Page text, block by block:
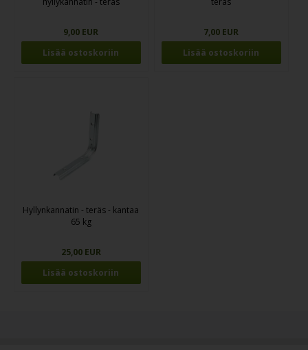
9,00 EUR 7,00 EUR
Hyllynkannatin - teräs - kantaa
65 kg
25,00 EUR